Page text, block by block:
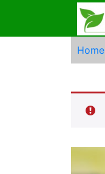
content
Home